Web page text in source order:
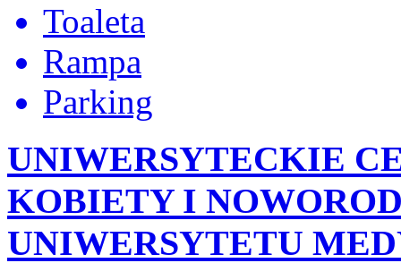
Toaleta
Rampa
Parking
UNIWERSYTECKIE
KOBIETY I
UNIWERSYTETU